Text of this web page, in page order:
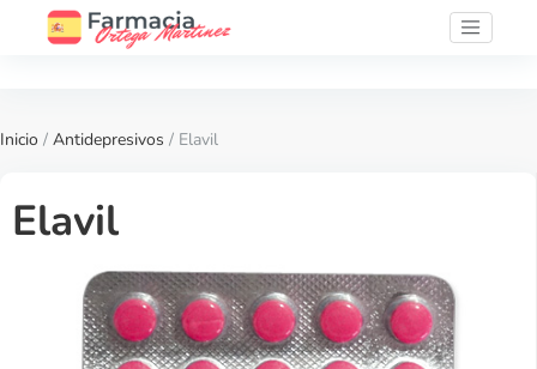
Inicio / Antidepresivos / Elavil
Elavil